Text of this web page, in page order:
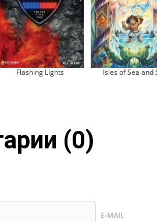
Flashing Lights Isles of Sea and
(0)
E-MAIL